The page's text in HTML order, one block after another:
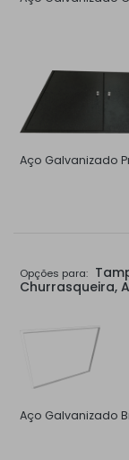
Aço Galvanizado
Opções para:
Churrasqueira,
Aço Galvanizado